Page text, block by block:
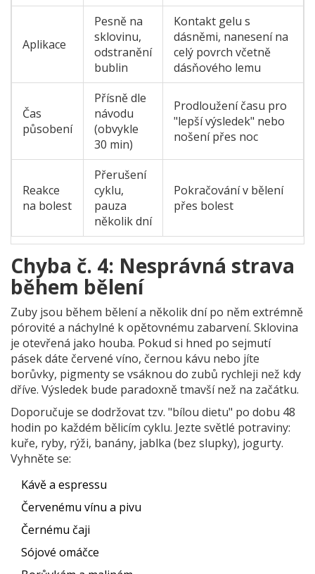
Aplikace
Pesně na
sklovinu,
odstranění
bublin
Kontakt gelu s
dásněmi, nanesení na
celý povrch včetně
dásňového lemu
Čas
působení
Přísně dle
návodu
(obvykle
30 min)
Prodloužení času pro
"lepší výsledek" nebo
nošení přes noc
Reakce
na bolest
Přerušení
cyklu,
pauza
několik dní
Pokračování v bělení
přes bolest
Chyba č. 4: Nesprávná strava
během bělení
Zuby jsou během bělení a několik dní po něm extrémně
pórovité a náchylné k opětovnému zabarvení. Sklovina
je otevřená jako houba. Pokud si hned po sejmutí
pásek dáte červené víno, černou kávu nebo jíte
borůvky, pigmenty se vsáknou do zubů rychleji než kdy
dříve. Výsledek bude paradoxně tmavší než na začátku.
Doporučuje se dodržovat tzv. "bílou dietu" po dobu 48
hodin po každém bělicím cyklu. Jezte světlé potraviny:
kuře, ryby, rýži, banány, jablka (bez slupky), jogurty.
Vyhněte se:
Kávě a espressu
Červenému vínu a pivu
Černému čaji
Sójové omáčce